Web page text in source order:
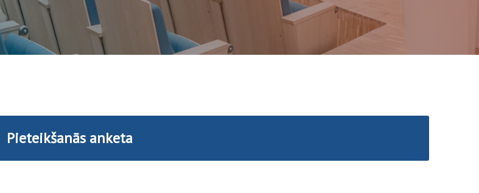
Pieteikšanās anketa